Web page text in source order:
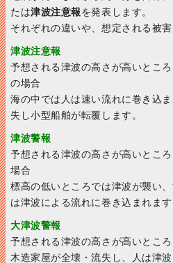
たは津波注意報を発表します。
それぞれの違いや、想定される被
津波注意報
予想される津波の高さが高いとこ
の場合
海の中では人は速い流れに巻き込
失し小型船舶が転覆します。
津波警報
予想される津波の高さが高いとこ
場合
標高の低いところでは津波が襲い
は津波による流れに巻き込まれます
大津波警報
予想される津波の高さが高いとこ
木造家屋が全壊・流失し、人は津